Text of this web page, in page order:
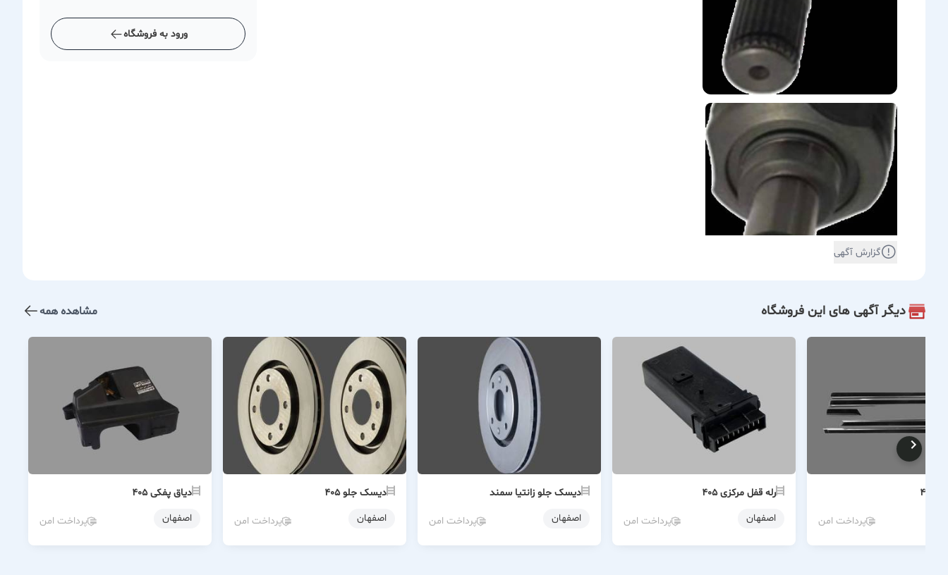
گزارش آگهی
ورود به فروشگاه
دیگر آگهی های این فروشگاه مشاهده همه
پرداخت امن
رله قفل مرکزی ۴۰۵
اصفهان
پرداخت امن
دیسک جلو زانتیا سمند
اصفهان
پرداخت امن
دیسک جلو ۴۰۵
اصفهان
پرداخت امن
دیاق پفکی ۴۰۵
اصفهان
پرداخت امن